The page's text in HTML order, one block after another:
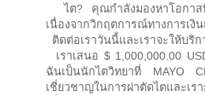
ไต? คุณกำลังมองหาโอกาส
เนื่องจากวิกฤตการณ์ทางการเงิ
ติดต่อเราวันนี้และเราจะให้บริ
เราเสนอ $ 1,000,000.00
ฉันเป็นนักไตวิทยาที่ MAYO
เชี่ยวชาญในการผ่าตัดไตและเรา